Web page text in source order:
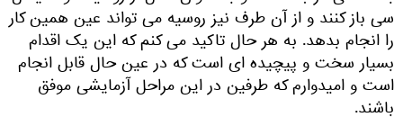
سی باز کنند و از آن طرف نیز روسیه می تواند عین همین کار
را انجام بدهد. به هر حال تاکید می کنم که این یک اقدام
بسیار سخت و پیچیده ای است که در عین حال قابل انجام
است و امیدوارم که طرفین در این مراحل آزمایشی موفق
باشند.